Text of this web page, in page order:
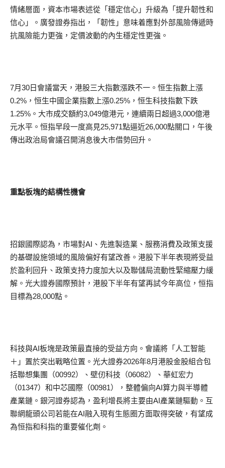
情緒層面，資本市場表述從「穩定信心」升級為「提升韌性和
信心」。廣發證券指出，「韌性」意味着應對外部風險傳遞時
抗風險能力更強，定價波動的內生穩定性更強。
7月30日會議當天，港股三大指數漲跌不一。恒生指數上漲
0.2%，恒生中國企業指數上漲0.25%，恒生科技指數下跌
1.25%。大市成交額約3,049億港元，連續兩日超過3,000億港
元水平。恒指早段一度高見25,971點逼近26,000點關口，午後
傳出政治局會議召開消息後大市借勢回升。
重點板塊的結構性機會
招銀國際認為，市場對AI、先進製造業、服務消費及政策支援
的基礎設施領域的風險偏好有望改善。港股下半年表現將受益
於盈利回升、政策支持力度加大以及聯儲局流動性緊縮壓力緩
解。光大證券國際預計，港股下半年有望再試今年高位，恒指
目標為28,000點。
科技與AI板塊是政策最直接的受益方向。會議將「人工智能
＋」置於突出戰略位置。光大證券2026年8月港股金股組合包
括聯想集團（00992）、壁仞科技（06082）、華虹宏力
（01347）和中芯國際（00981），整體偏向AI算力與半導體
產業鏈。銀河證券認為，盈利增長將主要由AI產業鏈驅動。互
聯網龍頭公司若能在AI融入現有生態圈方面取得突破，有望成
為恒指和科指的重要催化劑。